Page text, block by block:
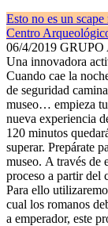
Esto no es un
Centro
06/4/2019
Una innovadora
Cuando cae la
de seguridad
museo… empieza
nueva experiencia
120 minutos
superar. Prepárate
museo. A través de
proceso a partir del
Para ello
cual los romanos
a emperador, este